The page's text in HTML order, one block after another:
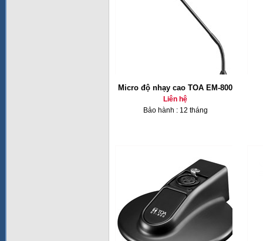
Micro độ nhạy cao TOA EM-800
Liên hệ
Bảo hành : 12 tháng